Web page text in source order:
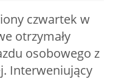
czwartek w
otrzymały
osobowego z
Interweniujący